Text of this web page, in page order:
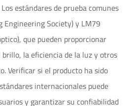
estándares de prueba comunes
Society) y LM79
que pueden proporcionar
la eficiencia de la luz y otros
Verificar si el producto ha sido
internacionales puede
y garantizar su confiabilidad